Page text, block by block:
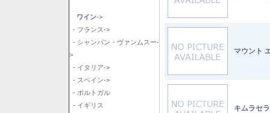
ワイン->
- フランス->
- シャンパン・ヴァンムスー-
>
- イタリア->
- スペイン->
- ポルトガル
- イギリス
マウント
キムラセ